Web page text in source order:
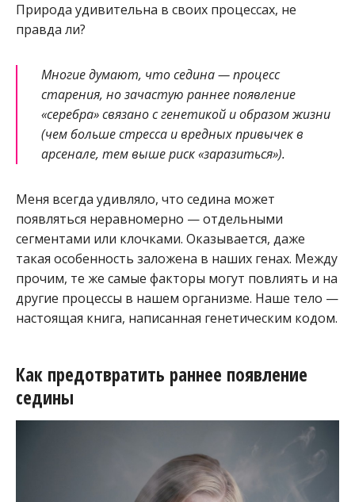
Природа удивительна в своих процессах, не
правда ли?
Многие думают, что седина — процесс
старения, но зачастую раннее появление
«серебра» связано с генетикой и образом жизни
(чем больше стресса и вредных привычек в
арсенале, тем выше риск «заразиться»).
Меня всегда удивляло, что седина может
появляться неравномерно — отдельными
сегментами или клочками. Оказывается, даже
такая особенность заложена в наших генах. Между
прочим, те же самые факторы могут повлиять и на
другие процессы в нашем организме. Наше тело —
настоящая книга, написанная генетическим кодом.
Как предотвратить раннее появление
седины